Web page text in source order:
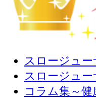
スロージュ
スロージュー
コラム集～